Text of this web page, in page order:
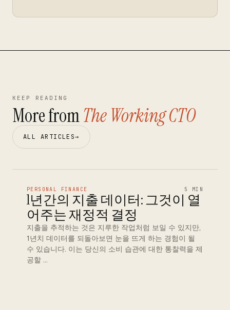
KEEP READING
More fromThe Working CTO
ALL ARTICLES→
PERSONAL FINANCE 5 MIN
1년간의 지출 데이터: 그것이 열
어주는 재정적 결정
지출을 추적하는 것은 지루한 작업처럼 보일 수 있지만,
1년치 데이터를 되돌아보면 눈을 뜨게 하는 경험이 될
수 있습니다. 이는 당신의 소비 습관에 대한 통찰력을 제
공할 …